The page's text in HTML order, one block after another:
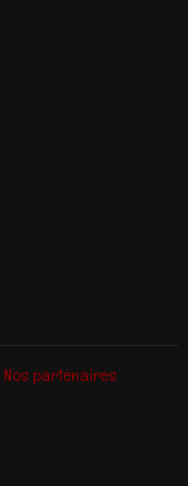
Nos partenaires